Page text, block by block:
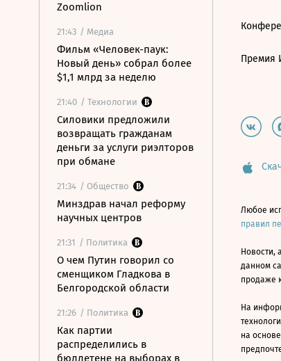
Zoomlion
21:43 / Медиа
Фильм «Человек-паук:
Новый день» собрал более
$1,1 млрд за неделю
21:40 / Технологии
Силовики предложили
возвращать гражданам
деньги за услуги риэлторов
при обмане
21:34 / Общество
Минздрав начал реформу
научных центров
21:31 / Политика
О чем Путин говорил со
сменщиком Гладкова в
Белгородской области
21:26 / Политика
Как партии
распределились в
бюллетене на выборах в
Премия
Любое
правил
Новости,
данном
продаже
На
на